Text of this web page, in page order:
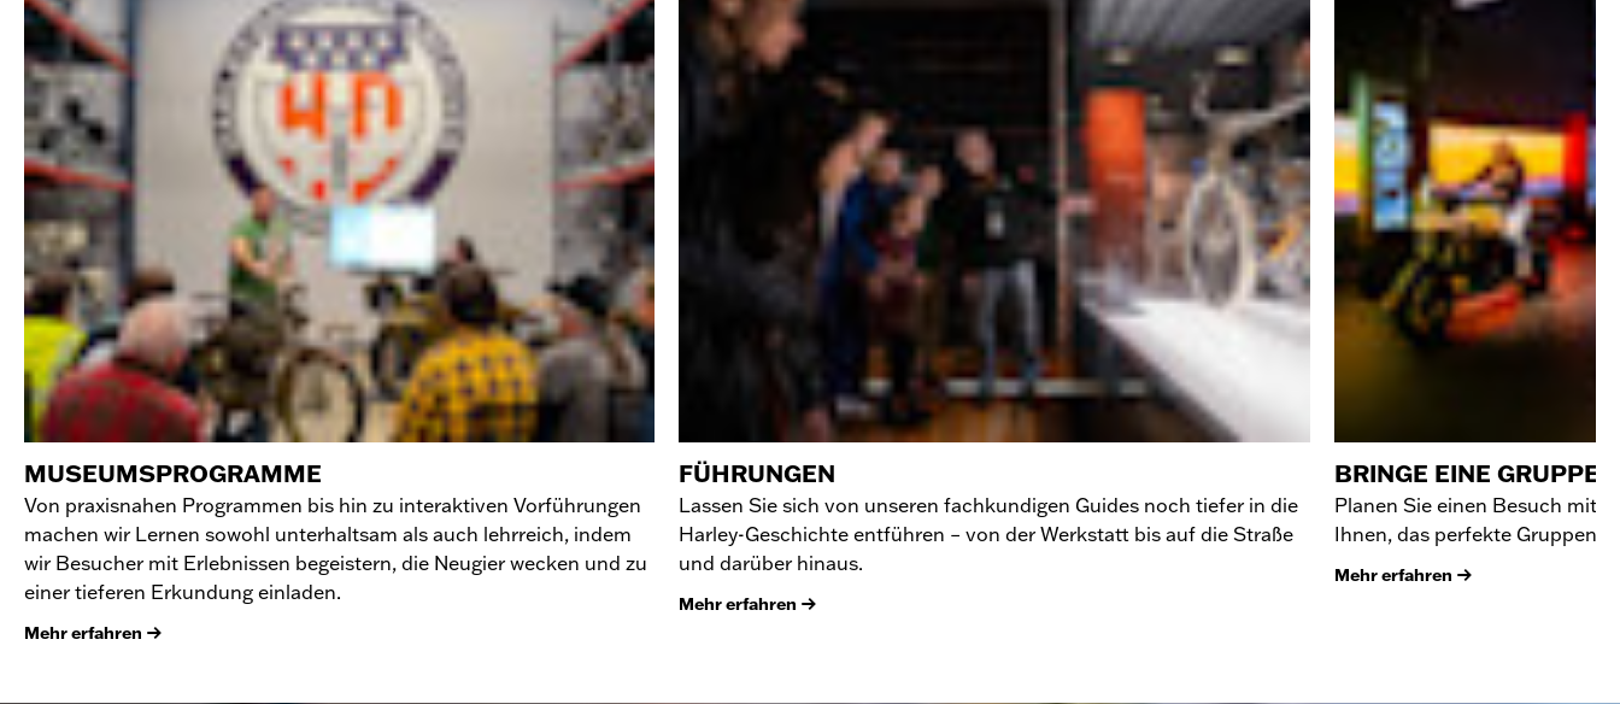
MUSEUMSPROGRAMME
Von praxisnahen Programmen bis hin zu interaktiven Vorführungen
machen wir Lernen sowohl unterhaltsam als auch lehrreich, indem
wir Besucher mit Erlebnissen begeistern, die Neugier wecken und zu
einer tieferen Erkundung einladen.
Mehr erfahren
FÜHRUNGEN
Lassen Sie sich von unseren fachkundigen Guides noch tiefer in die
Harley-Geschichte entführen – von der Werkstatt bis auf die Straße
und darüber hinaus.
Mehr erfahren
BRINGE EINE GRUPPE
Planen Sie einen Besuch mit
Ihnen, das perfekte
Mehr erfahren